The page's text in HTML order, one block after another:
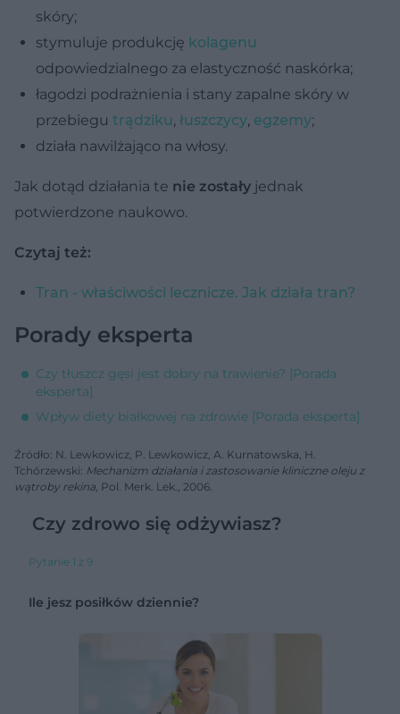
skóry;
stymuluje produkcję kolagenu
odpowiedzialnego za elastyczność naskórka;
łagodzi podrażnienia i stany zapalne skóry w
przebiegu trądziku, łuszczycy, egzemy;
działa nawilżająco na włosy.
Jak dotąd działania te nie zostały jednak
potwierdzone naukowo.
Czytaj też:
Tran - właściwości lecznicze. Jak działa tran?
Porady eksperta
Czy tłuszcz gęsi jest dobry na trawienie? [Porada
eksperta]
Wpływ diety białkowej na zdrowie [Porada eksperta]
Źródło: N. Lewkowicz, P. Lewkowicz, A. Kurnatowska, H.
Tchórzewski: Mechanizm działania i zastosowanie kliniczne oleju z
wątroby rekina , Pol. Merk. Lek., 2006.
Czy zdrowo się odżywiasz?
Pytanie 1 z 9
Ile jesz posiłków dziennie?